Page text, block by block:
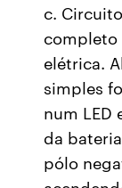
c.
completo
elétrica.
simples
num LED
da
pólo